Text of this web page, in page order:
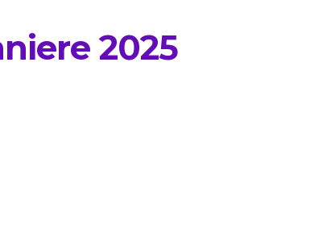
2025